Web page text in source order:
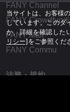
FANY Channel
FANY
FANY Mall
FANY Commu
法務・規約
当サイトは、お客様
しています。このダ
か、詳細を確認した
リシー]をご参照くだ